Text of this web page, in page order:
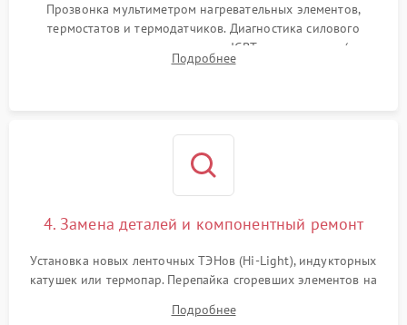
Прозвонка мультиметром нагревательных элементов,
термостатов и термодатчиков. Диагностика силового
модуля, реле, диодных мостов и IGBT-транзисторов (для
индукции). Проверка кранов и газ-контроля (для газовых
Подробнее
4. Замена деталей и компонентный ремонт
Установка новых ленточных ТЭНов (Hi-Light), индукторных
катушек или термопар. Перепайка сгоревших элементов на
дорожек. Очистка контактов и замена поврежденной
Подробнее